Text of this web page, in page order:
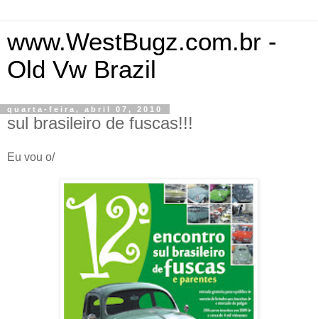
www.WestBugz.com.br -
Old Vw Brazil
quarta-feira, abril 07, 2010
sul brasileiro de fuscas!!!
Eu vou o/